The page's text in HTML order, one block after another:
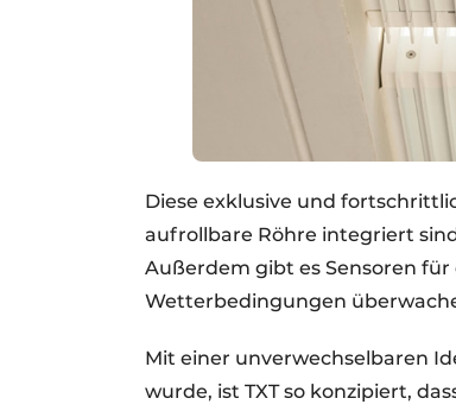
Diese exklusive und
aufrollbare Röhre integriert
Außerdem gibt es Sensoren
Wetterbedingungen
Mit einer unverwechselbaren
wurde, ist TXT so konzipiert,